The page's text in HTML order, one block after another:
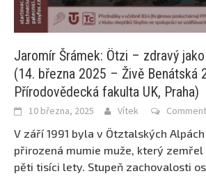
Jaromír Šrámek: Ötzi – zdravý
(14. března 2025 – Živě Benátská
Přírodovědecká fakulta UK, Praha)
10 března, 2025 Vítek Comment
V září 1991 byla v Ötztalských
přirozená mumie muže, který
pěti tisíci lety. Stupeň zachovalosti